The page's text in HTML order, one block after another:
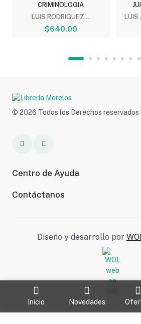
Inicio Novedades
CRIMINOLOGIA
LUIS RODRIGUEZ...
$640.00
LUIS
© 2026 Todos los Derechos reservados
Centro de Ayuda
Contáctanos
Diseño y desarrollo por